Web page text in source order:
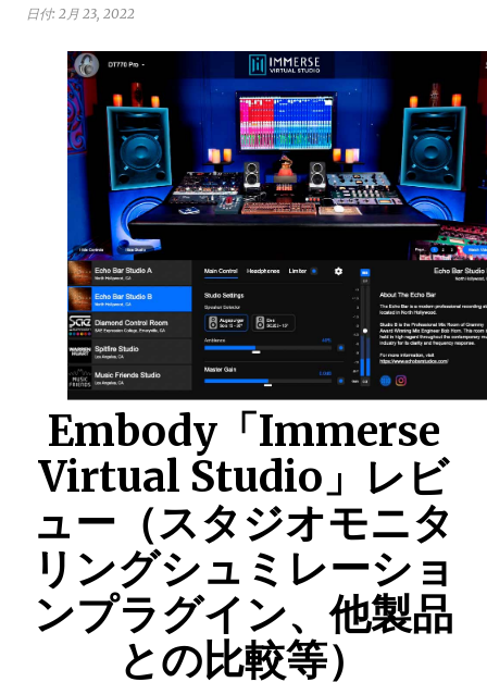
日付: 2月 23, 2022
Embody「Immerse
Virtual Studio」レビ
ュー（スタジオモニタ
リングシュミレーショ
ンプラグイン、他製品
との比較等）